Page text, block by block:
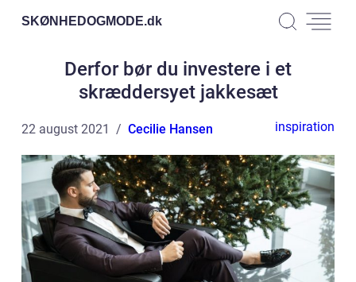
SKØNHEDOGMODE.dk
Derfor bør du investere i et
skræddersyet jakkesæt
22 august 2021 Cecilie Hansen inspiration